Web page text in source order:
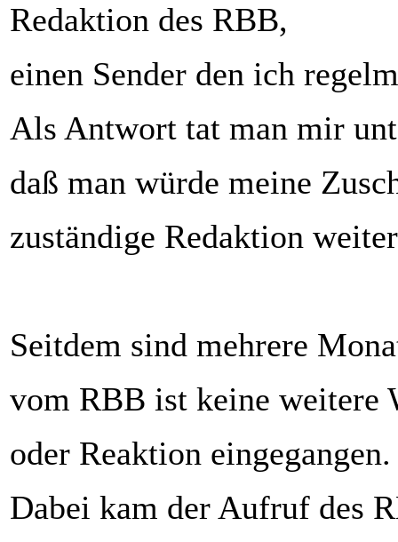
Redaktion des RBB,
einen Sender den ich
Als Antwort tat man mir
daß man würde meine
zuständige Redaktion
Seitdem sind mehrere
vom RBB ist keine weitere
oder Reaktion eingegangen.
Dabei kam der Aufruf des